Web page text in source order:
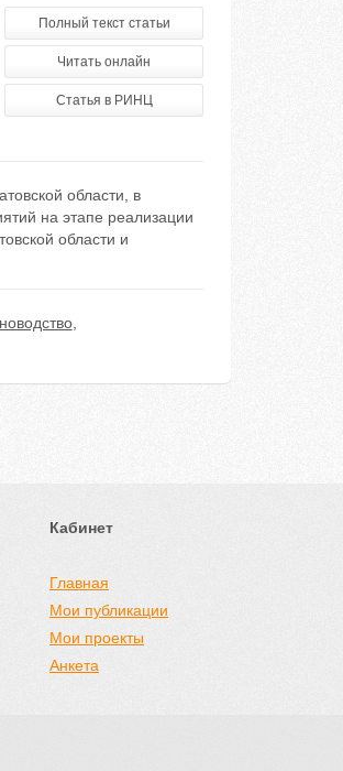
Полный текст статьи
Читать онлайн
Статья в РИНЦ
области, в
на этапе реализации
области и
,
Кабинет
Главная
Мои публикации
Мои проекты
Анкета